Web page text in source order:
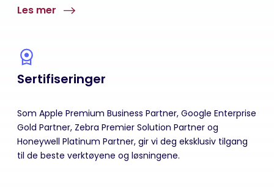
Les mer
Sertifiseringer
Som Apple Premium Business Partner, Google Enterprise
Gold Partner, Zebra Premier Solution Partner og
Honeywell Platinum Partner, gir vi deg eksklusiv tilgang
til de beste verktøyene og løsningene.